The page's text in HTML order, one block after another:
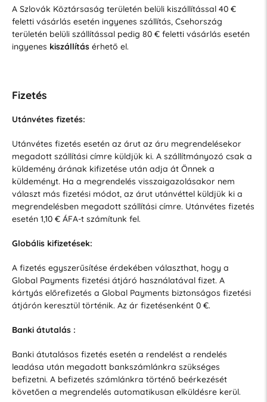
A Szlovák Köztársaság területén belüli kiszállítással 40 €
feletti vásárlás esetén ingyenes szállítás, Csehország
területén belüli szállítással pedig 80 € feletti vásárlás esetén
ingyenes kiszállításérhető el.
Fizetés
Utánvétes fizetés:
Utánvétes fizetés esetén az árut az áru megrendelésekor
megadott szállítási címre küldjük ki. A szállítmányozó csak a
küldemény árának kifizetése után adja át Önnek a
küldeményt. Ha a megrendelés visszaigazolásakor nem
választ más fizetési módot, az árut utánvéttel küldjük ki a
megrendelésben megadott szállítási címre. Utánvétes fizetés
esetén 1,10 € ÁFA-t számítunk fel.
Globális kifizetések:
A fizetés egyszerűsítése érdekében választhat, hogy a
Global Payments fizetési átjáró használatával fizet. A
kártyás előrefizetés a Global Payments biztonságos fizetési
átjárón keresztül történik. Az ár fizetésenként 0 €.
Banki átutalás :
Banki átutalásos fizetés esetén a rendelést a rendelés
leadása után megadott bankszámlánkra szükséges
befizetni. A befizetés számlánkra történő beérkezését
követően a megrendelés automatikusan elküldésre kerül.